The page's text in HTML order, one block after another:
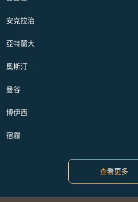
安克拉治
亞特蘭大
奧斯汀
曼谷
博伊西
宿霧
查看更多